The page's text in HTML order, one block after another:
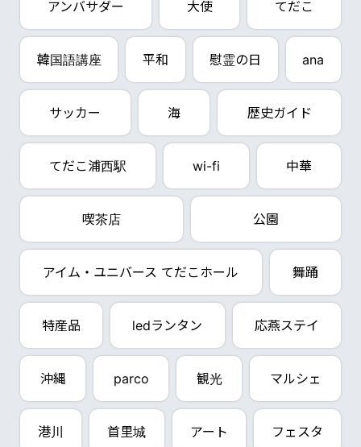
アンバサダー 大使 てだこ
韓国語講座 平和 慰霊の日 ana
サッカー 海 歴史ガイド
てだこ浦西駅 wi-fi 中華
喫茶店 公園
アイム・ユニバース てだこホール 舞踊
特産品 ledランタン 応燕ステイ
沖縄 parco 観光 マルシェ
港川 首里城 アート フェスタ